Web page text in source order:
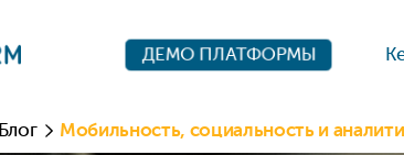
ДЕМО ПЛАТФОРМЫ
Блог Мобильность, социальность и